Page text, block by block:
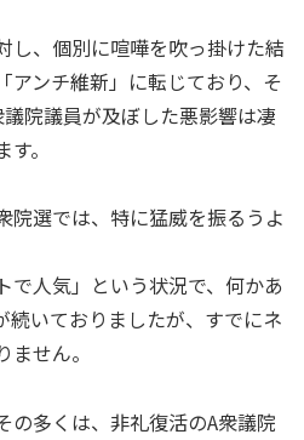
し、個別に喧嘩を吹っ掛けた結
アンチ維新」に転じており、そ
院議員が及ぼした悪影響は凄
。
院選では、特に猛威を振るうよ
で人気」という状況で、何かあ
続いておりましたが、すでにネ
せん。
の多くは、非礼復活のA衆議院